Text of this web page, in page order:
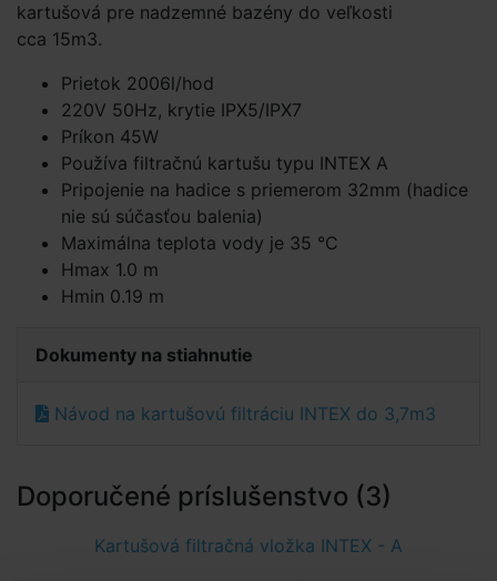
kartušová pre nadzemné bazény do veľkosti
cca 15m3.
Prietok 2006l/hod
220V 50Hz, krytie IPX5/IPX7
Príkon 45W
Používa filtračnú kartušu typu INTEX A
Pripojenie na hadice s priemerom 32mm (hadice
nie sú súčasťou balenia)
Maximálna teplota vody je 35 °C
Hmax 1.0 m
Hmin 0.19 m
Dokumenty na stiahnutie
Návod na kartušovú filtráciu INTEX do 3,7m3
Doporučené príslušenstvo (3)
Kartušová filtračná vložka INTEX - A